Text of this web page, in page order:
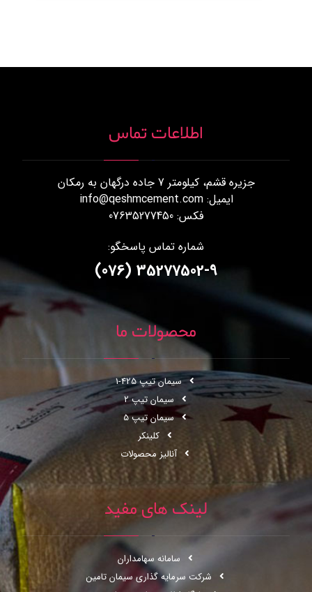
اطلاعات تماس
جزیره قشم، کیلومتر 7 جاده درگهان به رمکان
ایمیل: info@qeshmcement.com
فکس: 07635277450
شماره تماس پاسخگو:
35277502-9 (076)
محصولات ما
سیمان تیپ 425-1
سیمان تیپ 2
سیمان تیپ 5
کلینکر
آنالیز محصولات
لینک های مفید
سامانه سهامداران
شرکت سرمایه گذاری سیمان تامین